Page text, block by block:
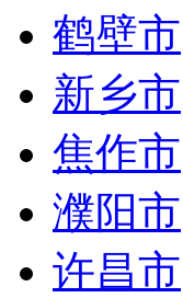
鹤壁市
新乡市
焦作市
濮阳市
许昌市